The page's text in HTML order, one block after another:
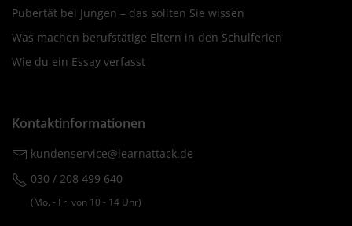
Pubertät bei Jungen – das sollten Sie wissen
Was machen berufstätige Eltern in den Schulferien
Wie du ein Essay verfasst
Kontaktinformationen
kundenservice@learnattack.de
030 / 208 499 640
(Mo. ‐ Fr. von 10 ‐ 14 Uhr)